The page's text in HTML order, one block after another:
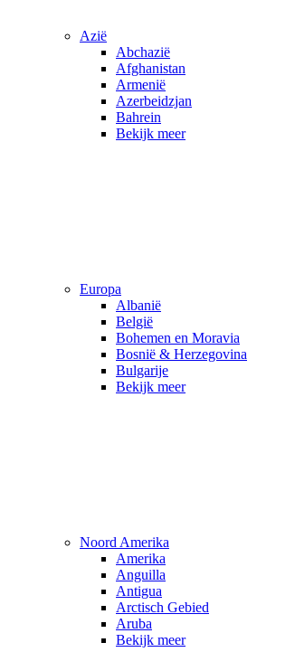
Azië
Abchazië
Afghanistan
Armenië
Azerbeidzjan
Bahrein
Bekijk meer
Europa
Albanië
België
Bohemen en Moravia
Bosnië & Herzegovina
Bulgarije
Bekijk meer
Noord Amerika
Amerika
Anguilla
Antigua
Arctisch Gebied
Aruba
Bekijk meer